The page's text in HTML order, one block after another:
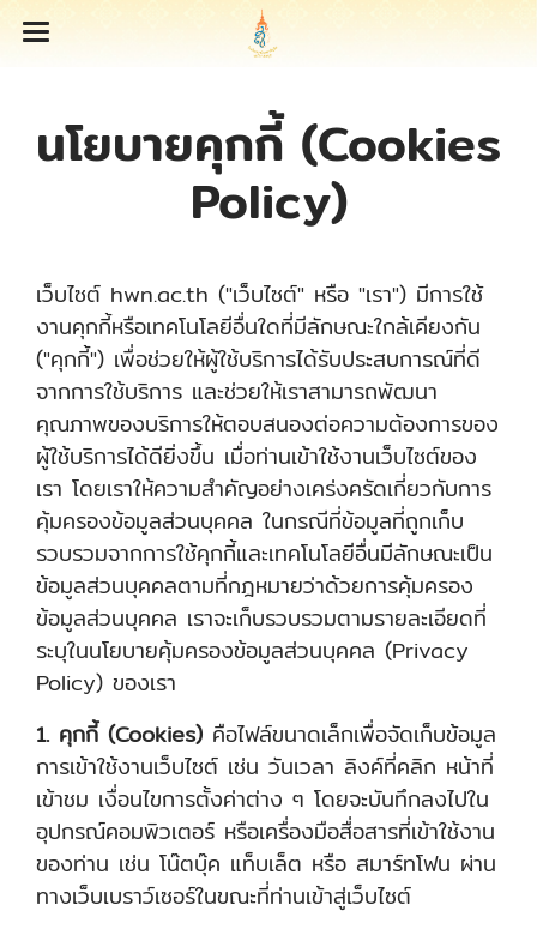
นโยบายคุกกี้ (Cookies
Policy)
เว็บไซต์ hwn.ac.th ("เว็บไซต์" หรือ "เรา") มีการใช้
งานคุกกี้หรือเทคโนโลยีอื่นใดที่มีลักษณะใกล้เคียงกัน
("คุกกี้") เพื่อช่วยให้ผู้ใช้บริการได้รับประสบการณ์ที่ดี
จากการใช้บริการ และช่วยให้เราสามารถพัฒนา
คุณภาพของบริการให้ตอบสนองต่อความต้องการของ
ผู้ใช้บริการได้ดียิ่งขึ้น เมื่อท่านเข้าใช้งานเว็บไซต์ของ
เรา โดยเราให้ความสำคัญอย่างเคร่งครัดเกี่ยวกับการ
คุ้มครองข้อมูลส่วนบุคคล ในกรณีที่ข้อมูลที่ถูกเก็บ
รวบรวมจากการใช้คุกกี้และเทคโนโลยีอื่นมีลักษณะเป็น
ข้อมูลส่วนบุคคลตามที่กฎหมายว่าด้วยการคุ้มครอง
ข้อมูลส่วนบุคคล เราจะเก็บรวบรวมตามรายละเอียดที่
ระบุในนโยบายคุ้มครองข้อมูลส่วนบุคคล (Privacy
Policy) ของเรา
1. คุกกี้ (Cookies) คือไฟล์ขนาดเล็กเพื่อจัดเก็บข้อมูล
การเข้าใช้งานเว็บไซต์ เช่น วันเวลา ลิงค์ที่คลิก หน้าที่
เข้าชม เงื่อนไขการตั้งค่าต่าง ๆ โดยจะบันทึกลงไปใน
อุปกรณ์คอมพิวเตอร์ หรือเครื่องมือสื่อสารที่เข้าใช้งาน
ของท่าน เช่น โน๊ตบุ๊ค แท็บเล็ต หรือ สมาร์ทโฟน ผ่าน
ทางเว็บเบราว์เซอร์ในขณะที่ท่านเข้าสู่เว็บไซต์